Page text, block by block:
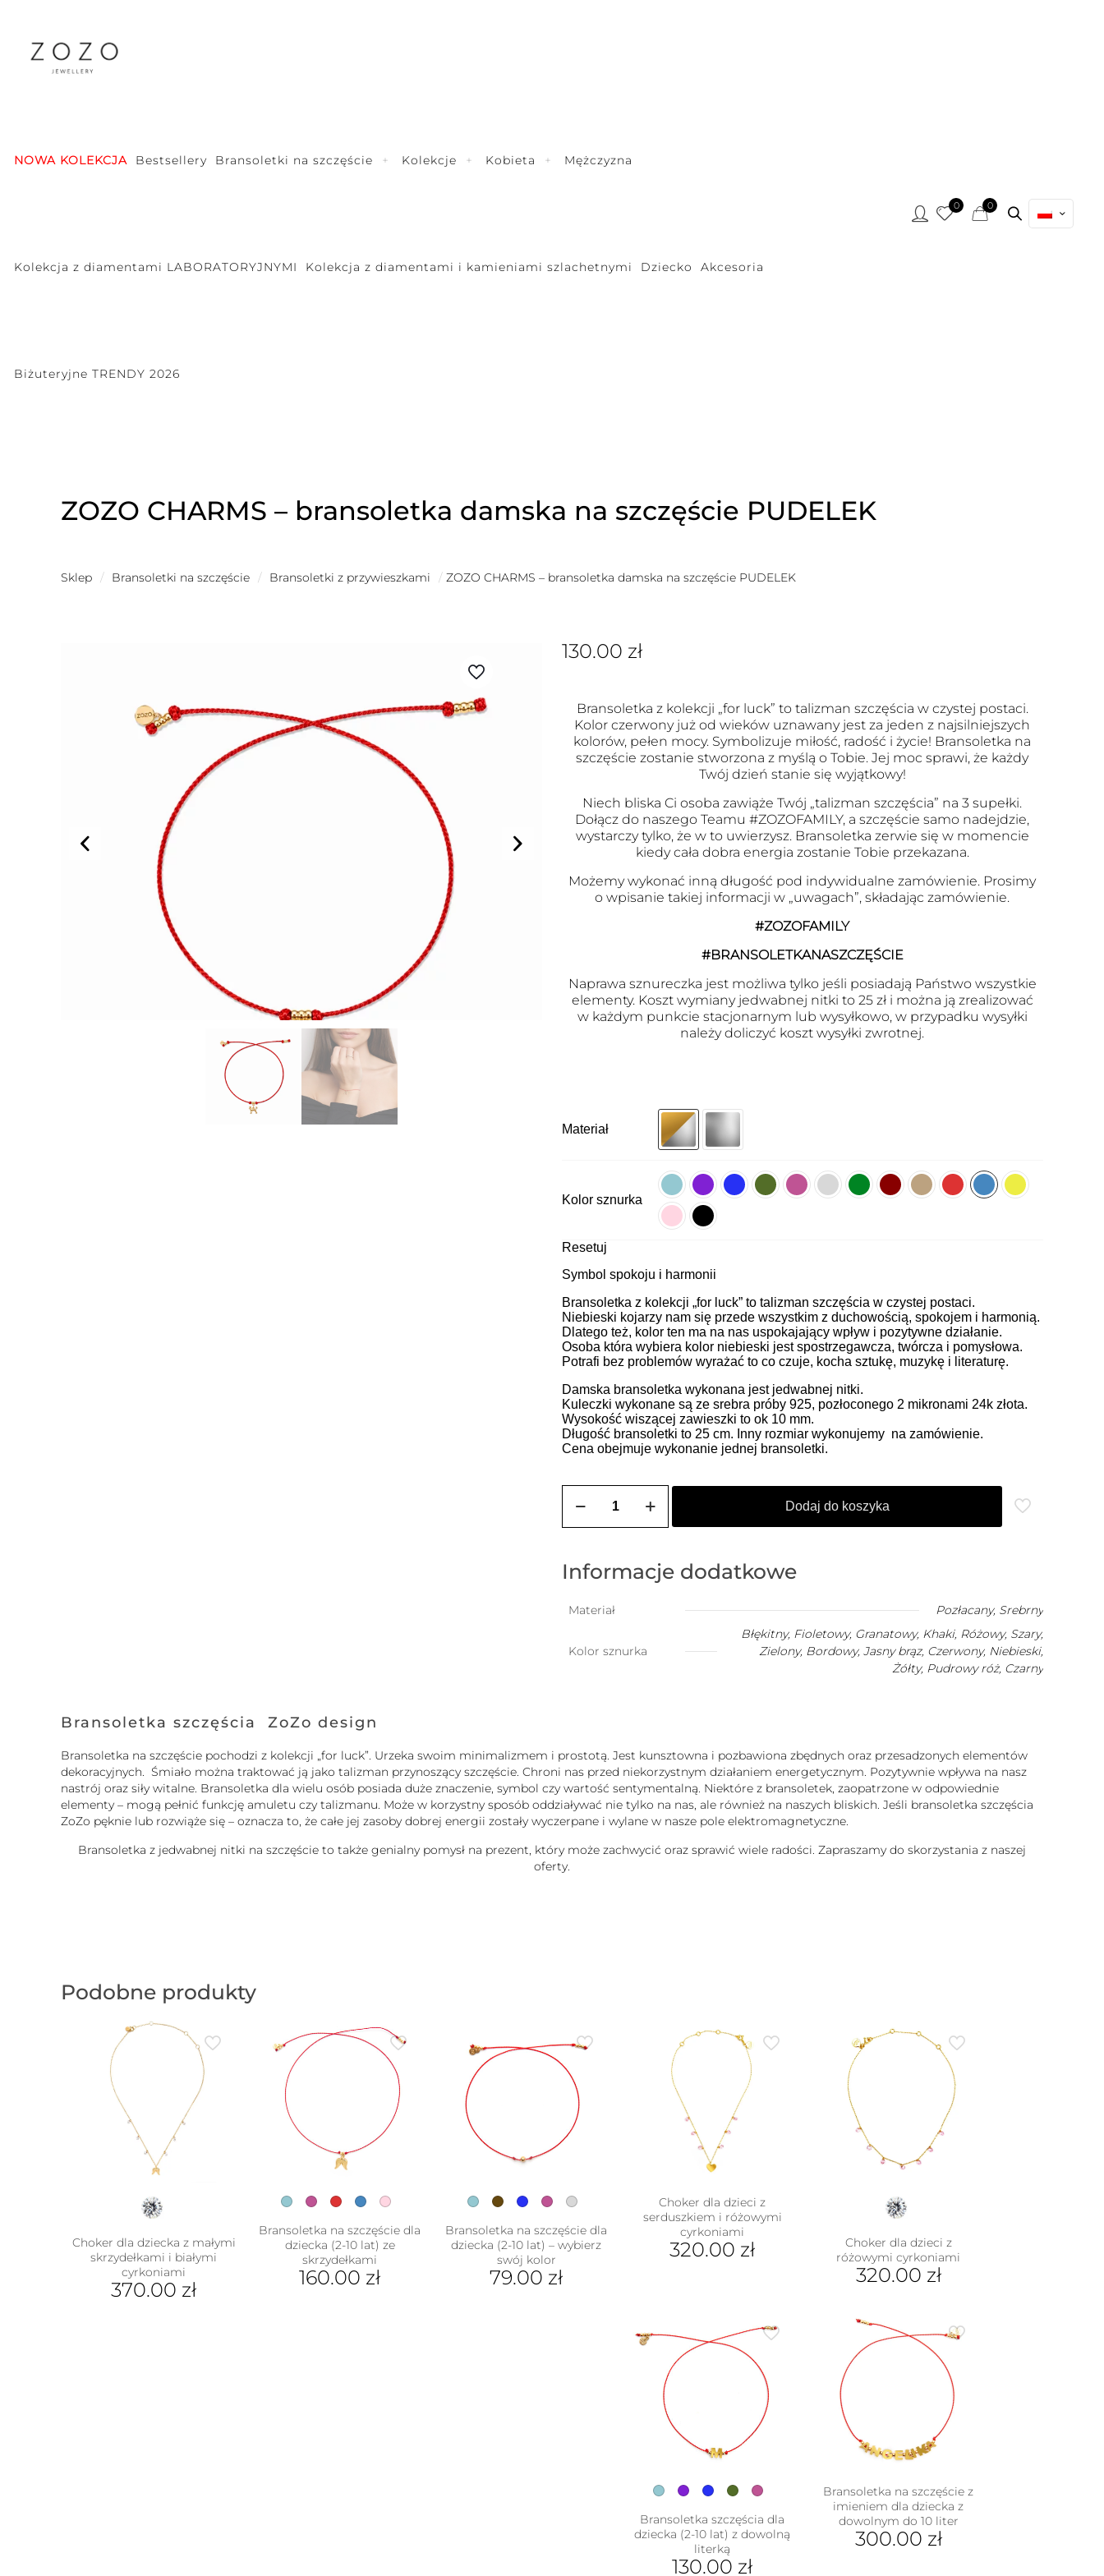
NOWA KOLEKCJA Bestsellery Bransoletki na szczęście Kolekcje Kobieta Mężczyzna
Kolekcja z diamentami LABORATORYJNYMI Kolekcja z diamentami i kamieniami szlachetnymi Dziecko Akcesoria
Biżuteryjne TRENDY 2026
0 0
ZOZO CHARMS – bransoletka damska na szczęście PUDELEK
Sklep / Bransoletki na szczęście / Bransoletki z przywieszkami / ZOZO CHARMS – bransoletka damska na szczęście PUDELEK
130.00 zł
Bransoletka z kolekcji „for luck” to talizman szczęścia w czystej postaci.
Kolor czerwony już od wieków uznawany jest za jeden z najsilniejszych
kolorów, pełen mocy. Symbolizuje miłość, radość i życie! Bransoletka na
szczęście zostanie stworzona z myślą o Tobie. Jej moc sprawi, że każdy
Twój dzień stanie się wyjątkowy!
Niech bliska Ci osoba zawiąże Twój „talizman szczęścia” na 3 supełki.
Dołącz do naszego Teamu #ZOZOFAMILY, a szczęście samo nadejdzie,
wystarczy tylko, że w to uwierzysz. Bransoletka zerwie się w momencie
kiedy cała dobra energia zostanie Tobie przekazana.
Możemy wykonać inną długość pod indywidualne zamówienie. Prosimy
o wpisanie takiej informacji w „uwagach”, składając zamówienie.
#ZOZOFAMILY
#BRANSOLETKANASZCZĘŚCIE
Naprawa sznureczka jest możliwa tylko jeśli posiadają Państwo wszystkie
elementy. Koszt wymiany jedwabnej nitki to 25 zł i można ją zrealizować
w każdym punkcie stacjonarnym lub wysyłkowo, w przypadku wysyłki
należy doliczyć koszt wysyłki zwrotnej.
Materiał
Kolor sznurka
Resetuj
Symbol spokoju i harmonii
Bransoletka z kolekcji „for luck” to talizman szczęścia w czystej postaci.
Niebieski kojarzy nam się przede wszystkim z duchowością, spokojem i harmonią.
Dlatego też, kolor ten ma na nas uspokajający wpływ i pozytywne działanie.
Osoba która wybiera kolor niebieski jest spostrzegawcza, twórcza i pomysłowa.
Potrafi bez problemów wyrażać to co czuje, kocha sztukę, muzykę i literaturę.
Damska bransoletka wykonana jest jedwabnej nitki.
Kuleczki wykonane są ze srebra próby 925, pozłoconego 2 mikronami 24k złota.
Wysokość wiszącej zawieszki to ok 10 mm.
Długość bransoletki to 25 cm. Inny rozmiar wykonujemy na zamówienie.
Cena obejmuje wykonanie jednej bransoletki.
ZOZO
damska
na
PUDELEK
Dodaj do koszyka
Informacje dodatkowe
Materiał Pozłacany, Srebrny
Kolor sznurka
Błękitny, Fioletowy, Granatowy, Khaki, Różowy, Szary,
Zielony, Bordowy, Jasny brąz, Czerwony, Niebieski,
Żółty, Pudrowy róż, Czarny
Bransoletka szczęścia ZoZo design
Bransoletka na szczęście pochodzi z kolekcji „for luck”. Urzeka swoim minimalizmem i prostotą. Jest kunsztowna i pozbawiona zbędnych oraz przesadzonych elementów
dekoracyjnych. Śmiało można traktować ją jako talizman przynoszący szczęście. Chroni nas przed niekorzystnym działaniem energetycznym. Pozytywnie wpływa na nasz
nastrój oraz siły witalne. Bransoletka dla wielu osób posiada duże znaczenie, symbol czy wartość sentymentalną. Niektóre z bransoletek, zaopatrzone w odpowiednie
elementy – mogą pełnić funkcję amuletu czy talizmanu. Może w korzystny sposób oddziaływać nie tylko na nas, ale również na naszych bliskich. Jeśli bransoletka szczęścia
ZoZo pęknie lub rozwiąże się – oznacza to, że całe jej zasoby dobrej energii zostały wyczerpane i wylane w nasze pole elektromagnetyczne.
Bransoletka z jedwabnej nitki na szczęście to także genialny pomysł na prezent, który może zachwycić oraz sprawić wiele radości. Zapraszamy do skorzystania z naszej
oferty.
Podobne produkty
Choker dla dziecka z małymi
skrzydełkami i białymi
cyrkoniami
370.00 zł
Bransoletka na szczęście dla
dziecka (2-10 lat) ze
skrzydełkami
160.00 zł
Bransoletka na szczęście dla
dziecka (2-10 lat) – wybierz
swój kolor
79.00 zł
Choker dla dzieci z
serduszkiem i różowymi
cyrkoniami
320.00 zł
Choker dla dzieci z
różowymi cyrkoniami
320.00 zł
Bransoletka szczęścia dla
dziecka (2-10 lat) z dowolną
literką
130.00 zł
Bransoletka na szczęście z
imieniem dla dziecka z
dowolnym do 10 liter
300.00 zł